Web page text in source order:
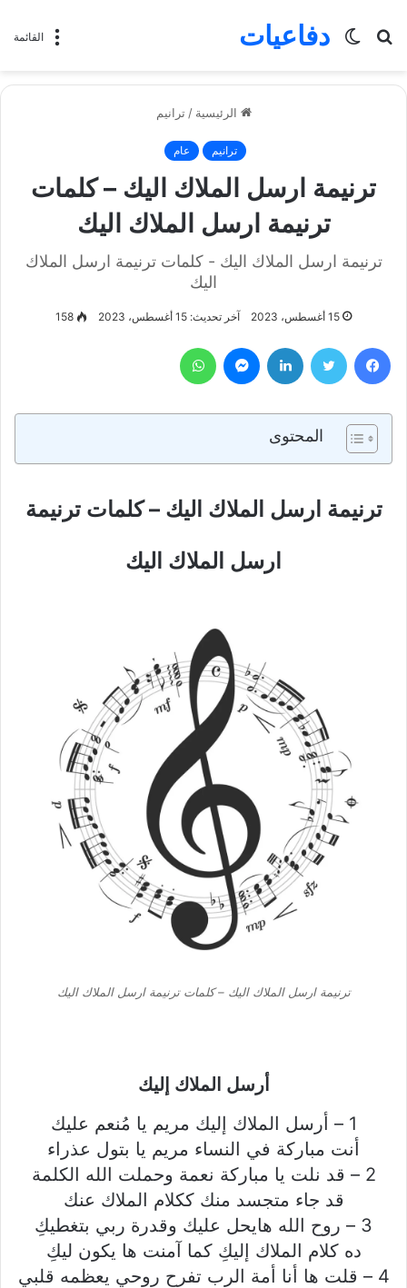
القائمة دفاعيات
بحث
الوضع
الرئيسية / ترانيم
ترانيم عام
ترنيمة ارسل الملاك اليك – كلمات
ترنيمة ارسل الملاك اليك
ترنيمة ارسل الملاك اليك - كلمات ترنيمة ارسل الملاك
اليك
15 أغسطس، 2023 آخر تحديث: 15 أغسطس، 2023 158
فيسبوك تويتر لينكدإن ماسنجر
المحتوى
ترنيمة ارسل الملاك اليك – كلمات ترنيمة
ارسل الملاك اليك
ترنيمة ارسل الملاك اليك – كلمات ترنيمة ارسل الملاك اليك
أرسل الملاك إليك
1 – أرسل الملاك إليك مريم يا مُنعم عليك
أنت مباركة في النساء مريم يا بتول عذراء
2 – قد نلت يا مباركة نعمة وحملت الله الكلمة
قد جاء متجسد منك ككلام الملاك عنك
3 – روح الله هايحل عليك وقدرة ربي بتغطيكِ
ده كلام الملاك إليكِ كما آمنت ها يكون ليكِ
4 – قلت ها أنا أمة الرب تفرح روحي يعظمه قلبي